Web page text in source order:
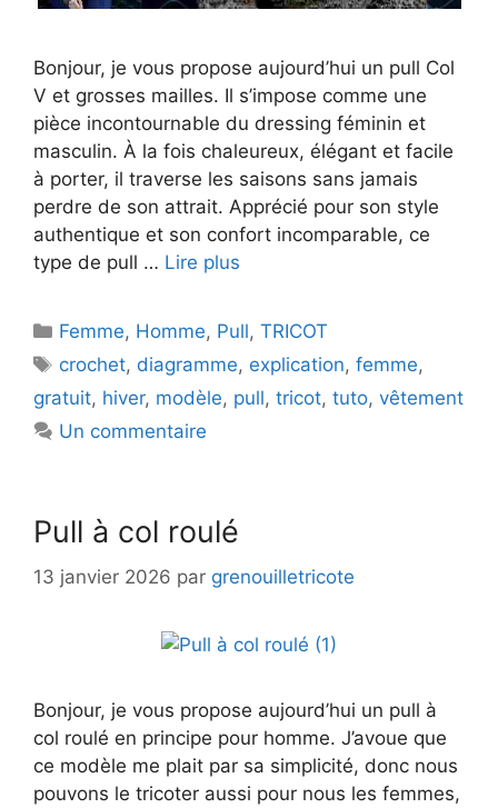
Bonjour, je vous propose aujourd’hui un pull Col
V et grosses mailles. Il s’impose comme une
pièce incontournable du dressing féminin et
masculin. À la fois chaleureux, élégant et facile
à porter, il traverse les saisons sans jamais
perdre de son attrait. Apprécié pour son style
authentique et son confort incomparable, ce
type de pull … Lire plus
Catégories
Femme, Homme, Pull,TRICOT
Étiquettes
crochet, diagramme, explication,femme,
gratuit, hiver, modèle, pull, tricot, tuto, vêtement
Un commentaire
Pull à col roulé
13 janvier 2026 par grenouilletricote
Bonjour, je vous propose aujourd’hui un pull à
col roulé en principe pour homme. J’avoue que
ce modèle me plait par sa simplicité, donc nous
pouvons le tricoter aussi pour nous les femmes,